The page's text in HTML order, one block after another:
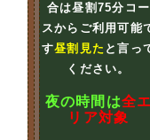
合は昼割75分コー
スからご利用可能
す昼割見た と言っ
ください。
夜の時間は全
リア対象